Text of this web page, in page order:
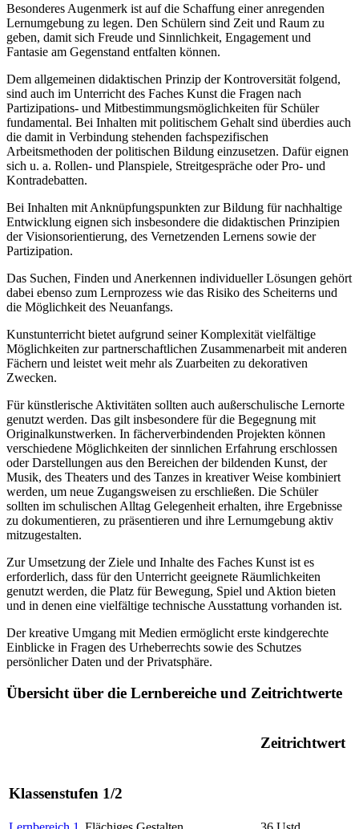
Besonderes Augenmerk ist auf die Schaffung einer anregenden
Lernumgebung zu legen. Den Schülern sind Zeit und Raum zu
geben, damit sich Freude und Sinnlichkeit, Engagement und
Fantasie am Gegenstand entfalten können.
Dem allgemeinen didaktischen Prinzip der Kontroversität folgend,
sind auch im Unterricht des Faches Kunst die Fragen nach
Partizipations- und Mitbestimmungsmöglichkeiten für Schüler
fundamental. Bei Inhalten mit politischem Gehalt sind überdies auch
die damit in Verbindung stehenden fachspezifischen
Arbeitsmethoden der politischen Bildung einzusetzen. Dafür eignen
sich u. a. Rollen- und Planspiele, Streitgespräche oder Pro- und
Kontradebatten.
Bei Inhalten mit Anknüpfungspunkten zur Bildung für nachhaltige
Entwicklung eignen sich insbesondere die didaktischen Prinzipien
der Visionsorientierung, des Vernetzenden Lernens sowie der
Partizipation.
Das Suchen, Finden und Anerkennen individueller Lösungen gehört
dabei ebenso zum Lernprozess wie das Risiko des Scheiterns und
die Möglichkeit des Neuanfangs.
Kunstunterricht bietet aufgrund seiner Komplexität vielfältige
Möglichkeiten zur partnerschaftlichen Zusammenarbeit mit anderen
Fächern und leistet weit mehr als Zuarbeiten zu dekorativen
Zwecken.
Für künstlerische Aktivitäten sollten auch außerschulische Lernorte
genutzt werden. Das gilt insbesondere für die Begegnung mit
Originalkunstwerken. In fächerverbindenden Projekten können
verschiedene Möglichkeiten der sinnlichen Erfahrung erschlossen
oder Darstellungen aus den Bereichen der bildenden Kunst, der
Musik, des Theaters und des Tanzes in kreativer Weise kombiniert
werden, um neue Zugangsweisen zu erschließen. Die Schüler
sollten im schulischen Alltag Gelegenheit erhalten, ihre Ergebnisse
zu dokumentieren, zu präsentieren und ihre Lernumgebung aktiv
mitzugestalten.
Zur Umsetzung der Ziele und Inhalte des Faches Kunst ist es
erforderlich, dass für den Unterricht geeignete Räumlichkeiten
genutzt werden, die Platz für Bewegung, Spiel und Aktion bieten
und in denen eine vielfältige technische Ausstattung vorhanden ist.
Der kreative Umgang mit Medien ermöglicht erste kindgerechte
Einblicke in Fragen des Urheberrechts sowie des Schutzes
persönlicher Daten und der Privatsphäre.
Übersicht über die Lernbereiche und Zeitrichtwerte
Zeitrichtwert
Klassenstufen 1/2